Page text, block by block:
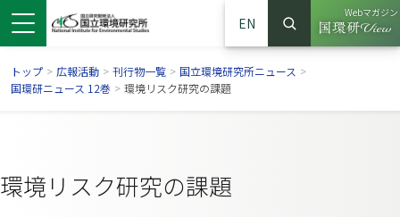
EN
サイト内検索
検索
Webマガジン
（別ウイ
トップ > 広報活動 > 刊行物一覧 > 国立環境研究所ニュース >
国環研ニュース 12巻 > 環境リスク研究の課題
環境リスク研究の課題